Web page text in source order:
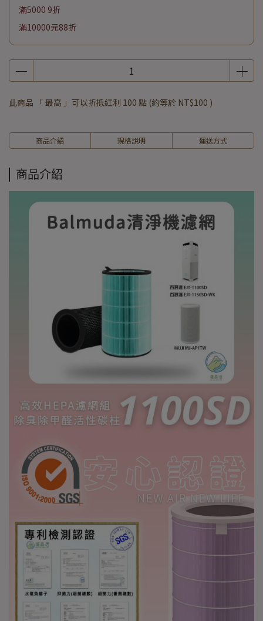
滿5000 9折
滿10000元88折
此商品 「 最高 」可以折抵紅利 100 點 (約等於 NT$100 )
商品介紹 規格說明 運送方式
商品介紹